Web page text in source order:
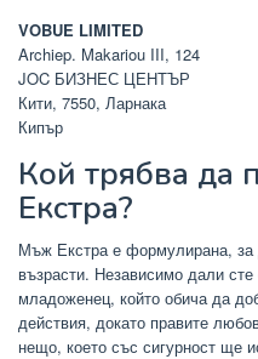
VOBUE LIMITED
Archiep. Makariou III, 124
JOC БИЗНЕС ЦЕНТЪР
Кити, 7550, Ларнака
Кипър
Кой трябва да
Екстра?
Мъж Екстра е формулирана, за
възрасти. Независимо дали
младоженец, който обича да
действия, докато правите
нещо, което със сигурност ще